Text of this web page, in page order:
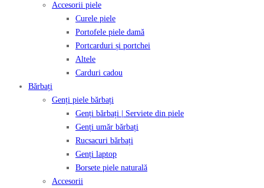
Accesorii piele
Curele piele
Portofele piele damă
Portcarduri și portchei
Altele
Carduri cadou
Bărbați
Genți piele bărbați
Genți bărbați | Serviete din piele
Genți umăr bărbați
Rucsacuri bărbați
Genți laptop
Borsete piele naturală
Accesorii